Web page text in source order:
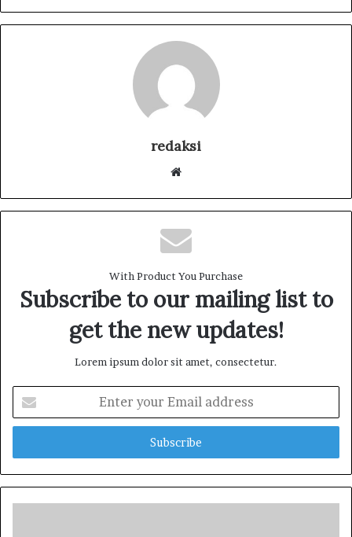
redaksi
b
s
i
With Product You Purchase
Subscribe to our mailing list to
get the new updates!
Lorem ipsum dolor sit amet, consectetur.
t
r
y